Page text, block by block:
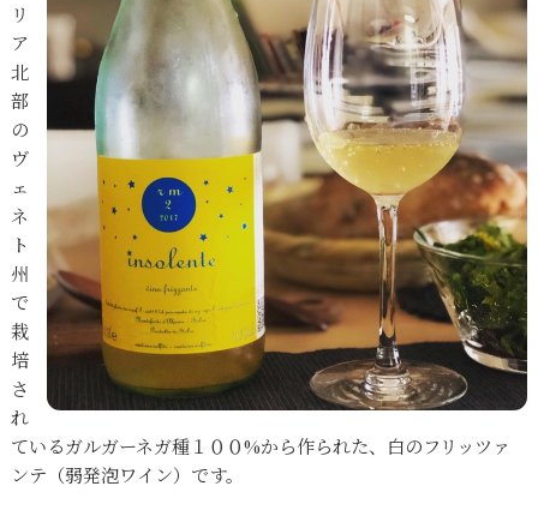
リ
ア
北
部
の
ヴ
ェ
ネ
ト
州
で
栽
培
さ
れ
ているガルガーネガ種１００%から作られた、白のフリッツァ
ンテ（弱発泡ワイン）です。